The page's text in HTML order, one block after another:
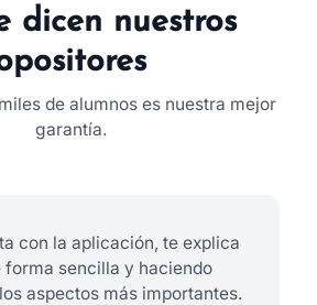
dicen nuestros
de alumnos es nuestra mejor
garantía.
con la aplicación, te explica
forma sencilla y haciendo
aspectos más importantes.